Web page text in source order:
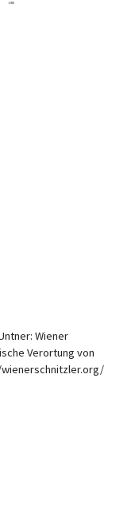
1930
Wiener
Verortung von
wienerschnitzler.org/